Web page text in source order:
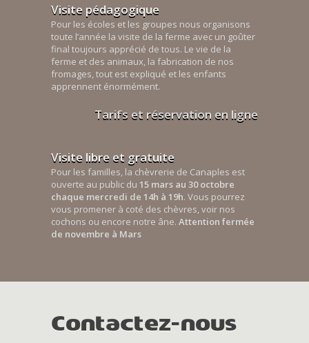
Visite pédagogique
Pour les écoles et les groupes nous organisons
toute l’année la visite de la ferme avec un goûter
final toujours apprécié de tous. Le vie de la
ferme et des animaux, la fabrication de nos
fromages, tout est expliqué et les enfants
apprennent énormément.
Tarifs et réservation en ligne
Visite libre et gratuite
Pour les familles, la chèvrerie de Canaples est
ouverte au public du 15 mars au 30 octobre
chaque mercredi de 14h à 19h. Vous pourrez
vous promener à coté des chèvres, voir nos
cochons ou encore notre âne. Attention fermée
de novembre à Mars
Contactez-nous